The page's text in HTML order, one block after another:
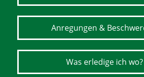
Anregungen &
Was erledige ich wo?